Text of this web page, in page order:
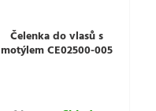
Čelenka do vlasů s
motýlem CE02500-005